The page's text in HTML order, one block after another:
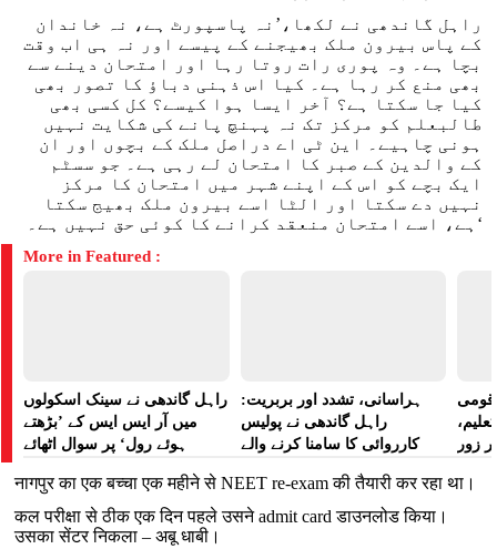
راہل گاندھی نے لکھا،’نہ پاسپورٹ ہے، نہ خاندان
کے پاس بیرون ملک بھیجنے کے پیسے اور نہ ہی اب وقت
بچا ہے۔ وہ پوری رات روتا رہا اور امتحان دینے سے
بھی منع کر رہا ہے۔ کیا اس ذہنی دباؤ کا تصور بھی
کیا جا سکتا ہے؟ آخر ایسا ہوا کیسے؟ کل کسی بھی
طالبعلم کو مرکز تک نہ پہنچ پانے کی شکایت نہیں
ہونی چاہیے۔ این ٹی اے دراصل ملک کے بچوں اور ان
کے والدین کے صبر کا امتحان لے رہی ہے۔ جو سسٹم
ایک بچے کو اس کے اپنے شہر میں امتحان کا مرکز
نہیں دے سکتا اور الٹا اسے بیرون ملک بھیج سکتا
ہے، اسے امتحان منعقد کرانے کا کوئی حق نہیں ہے۔‘
More in Featured :
راہل گاندھی نے سینک اسکولوں
میں آر ایس ایس کے ’بڑھتے
ہوئے رول‘ پر سوال اٹھائے
ہراسانی، تشدد اور بربریت:
راہل گاندھی نے پولیس
کارروائی کا سامنا کرنے والے
قومی
زور
नागपुर का एक बच्चा एक महीने से NEET re-exam की तैयारी कर रहा था।
कल परीक्षा से ठीक एक दिन पहले उसने admit card डाउनलोड किया।
उसका सेंटर निकला – अबू धाबी।